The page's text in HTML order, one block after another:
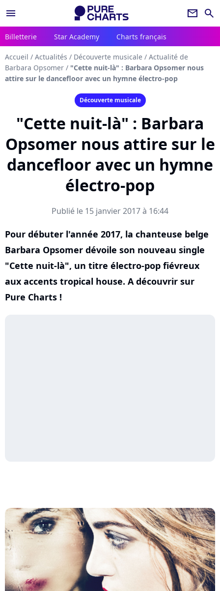
menu newsletter search
Billetterie Star Academy Charts français
Accueil / Actualités / Découverte musicale / Actualité de
Barbara Opsomer / "Cette nuit-là" : Barbara Opsomer nous
attire sur le dancefloor avec un hymne électro-pop
Découverte musicale
"Cette nuit-là" : Barbara
Opsomer nous attire sur le
dancefloor avec un hymne
électro-pop
Publié le 15 janvier 2017 à 16:44
Pour débuter l'année 2017, la chanteuse belge
Barbara Opsomer dévoile son nouveau single
"Cette nuit-là", un titre électro-pop fiévreux
aux accents tropical house. A découvrir sur
Pure Charts !